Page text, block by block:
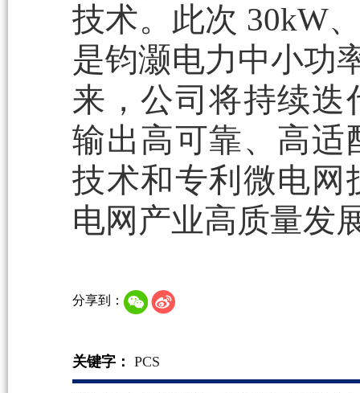
技术。此次 30kW
是钧灏电力中小功
来，公司将持续迭
输出高可靠、高适
技术和专利微电网
电网产业高质量发
分享到：
关键字： PCS